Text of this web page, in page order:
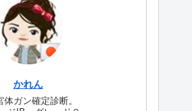
かれん
ガン確定診断。